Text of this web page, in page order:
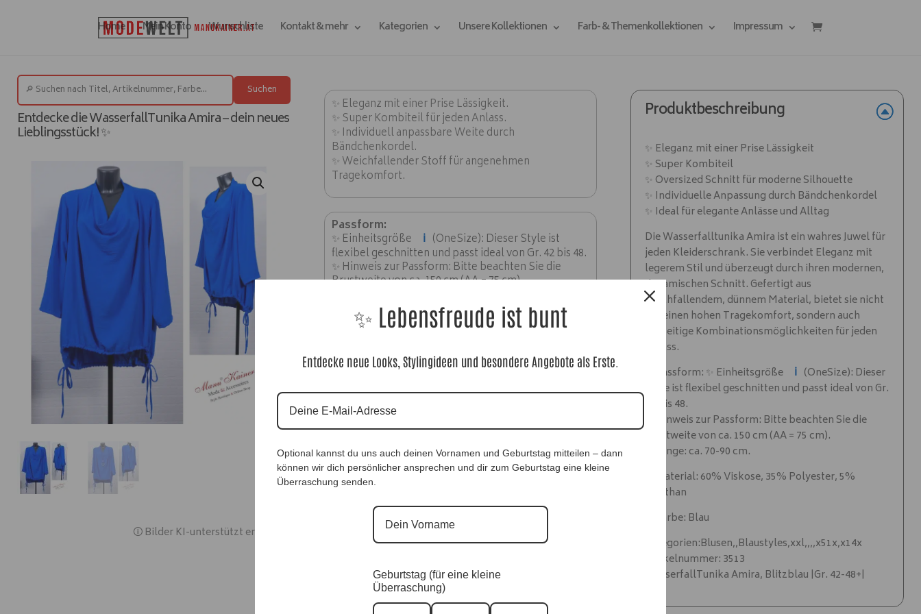
Home Mein Konto Wunschliste Kontakt & mehr Kategorien Unsere Kollektionen Farb- & Themenkollektionen Impressum
Suchen
Entdecke die WasserfallTunika Amira – dein neues
Lieblingsstück! ✨
🛈 Bilder KI-unterstützt erstellt
✨ Eleganz mit einer Prise Lässigkeit.
✨ Super Kombiteil für jeden Anlass.
✨ Individuell anpassbare Weite durch
Bändchenkordel.
✨ Weichfallender Stoff für angenehmen
Tragekomfort.
Passform:
✨ Einheitsgröße ℹ️ (OneSize): Dieser Style ist
flexibel geschnitten und passt ideal von Gr. 42 bis 48.
✨ Hinweis zur Passform: Bitte beachten Sie die
Brustweite von ca. 150 cm (AA = 75 cm).
60% Viskose, 35% Polyester, 5% Elasthan
WasserfallTunika Amira, Blitzblau |Gr. 42-48+|,
Anr.: 3513
€
Produktbeschreibung
✨ Eleganz mit einer Prise Lässigkeit
✨ Super Kombiteil
✨ Oversized Schnitt für moderne Silhouette
✨ Individuelle Anpassung durch Bändchenkordel
✨ Ideal für elegante Anlässe und Alltag
Die Wasserfalltunika Amira ist ein wahres Juwel für
jeden Kleiderschrank. Sie verbindet Eleganz mit
legerem Stil und überzeugt durch ihren modernen,
dynamischen Schnitt. Gefertigt aus
weichfallendem, dünnem Material, bietet sie nicht
nur einen hohen Tragekomfort, sondern auch
vielseitige Kombinationsmöglichkeiten für jeden
Anlass.
✨ Passform: ✨ Einheitsgröße
ℹ️ (OneSize): Dieser
Style ist flexibel geschnitten und passt ideal von Gr.
42 bis 48.
✨ Hinweis zur Passform: Bitte beachten Sie die
Brustweite von ca. 150 cm (AA = 75 cm).
✨ Länge: ca. 70-90 cm.
✨ Material: 60% Viskose, 35% Polyester, 5%
Elasthan
✨ Farbe: Blau
Kategorien:Blusen,,Blaustyles,xxl,,,,x51x,x14x
Artikelnummer: 3513
WasserfallTunika Amira, Blitzblau |Gr. 42-48+|
✨ Lebensfreude ist bunt
Entdecke neue Looks, Stylingideen und besondere Angebote als Erste.
Optional kannst du uns auch deinen Vornamen und Geburtstag mitteilen – dann
können wir dich persönlicher ansprechen und dir zum Geburtstag eine kleine
Überraschung senden.
Geburtstag (für eine kleine
Überraschung)